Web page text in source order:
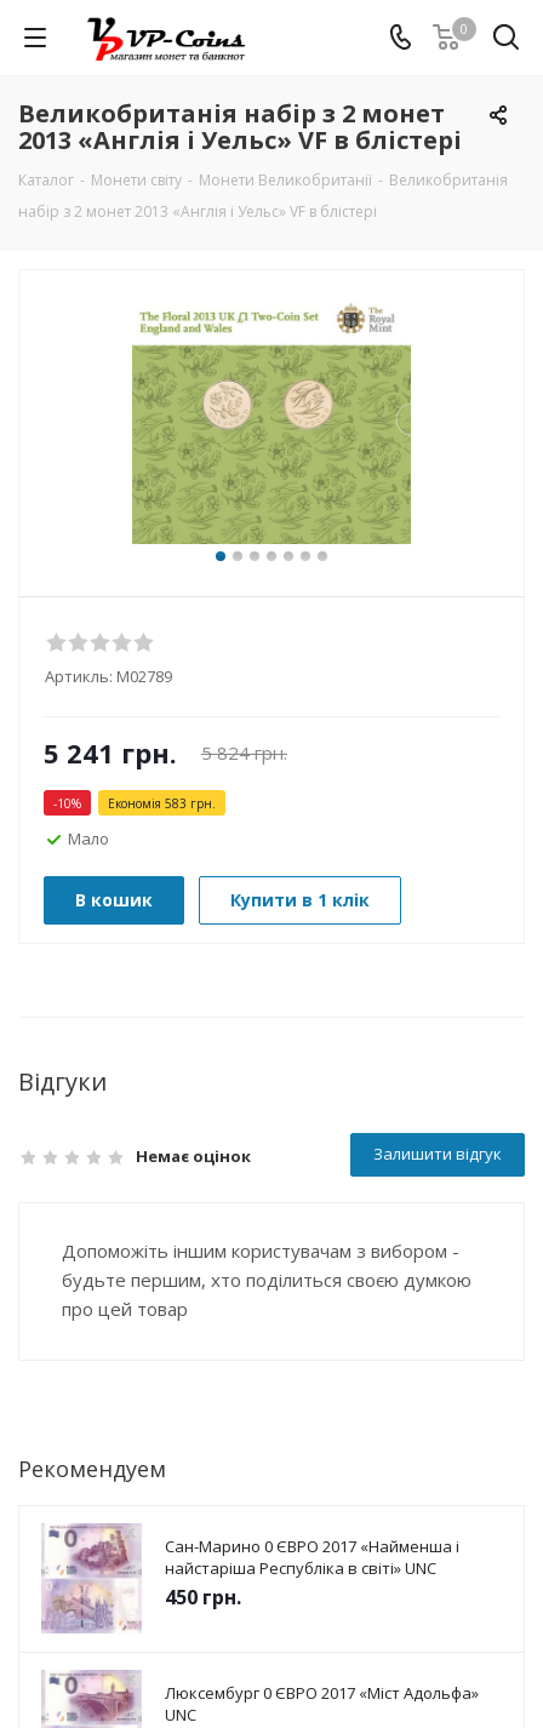
0
Великобританія набір з 2 монет
2013 «Англія і Уельс» VF в блістері
Каталог - Монети світу - Монети Великобританії - Великобританія
набір з 2 монет 2013 «Англія і Уельс» VF в блістері
Артикль: М02789
5 241 грн. 5 824грн.
-10% Економія 583 грн.
Мало
В кошик Купити в 1 клік
Відгуки
Немає оцінок Залишити відгук
Допоможіть іншим користувачам з вибором -
будьте першим, хто поділиться своєю думкою
про цей товар
Рекомендуем
Сан-Марино 0 ЄВРО 2017 «Найменша і
найстаріша Республіка в світі» UNC
450 грн.
Люксембург 0 ЄВРО 2017 «Міст Адольфа»
UNC